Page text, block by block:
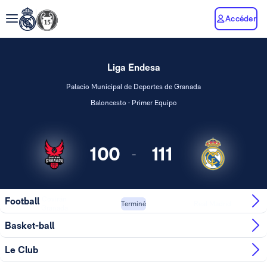
Accéder
Liga Endesa
Palacio Municipal de Deportes de Granada
Baloncesto · Primer Equipo
100 - 111
Terminé
Football
Basket-ball
Le Club